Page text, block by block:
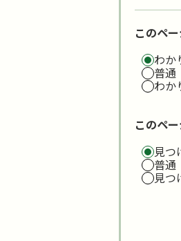
このペ
わか
普通
わか
このペ
見つ
普通
見つ